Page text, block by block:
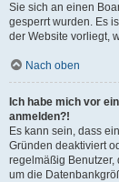
Sie sich an einen
gesperrt wurden. Es
der Website vorliegt,
Nach oben
Ich habe mich vor
anmelden?!
Es kann sein, dass
Gründen deaktiviert
regelmäßig
um die